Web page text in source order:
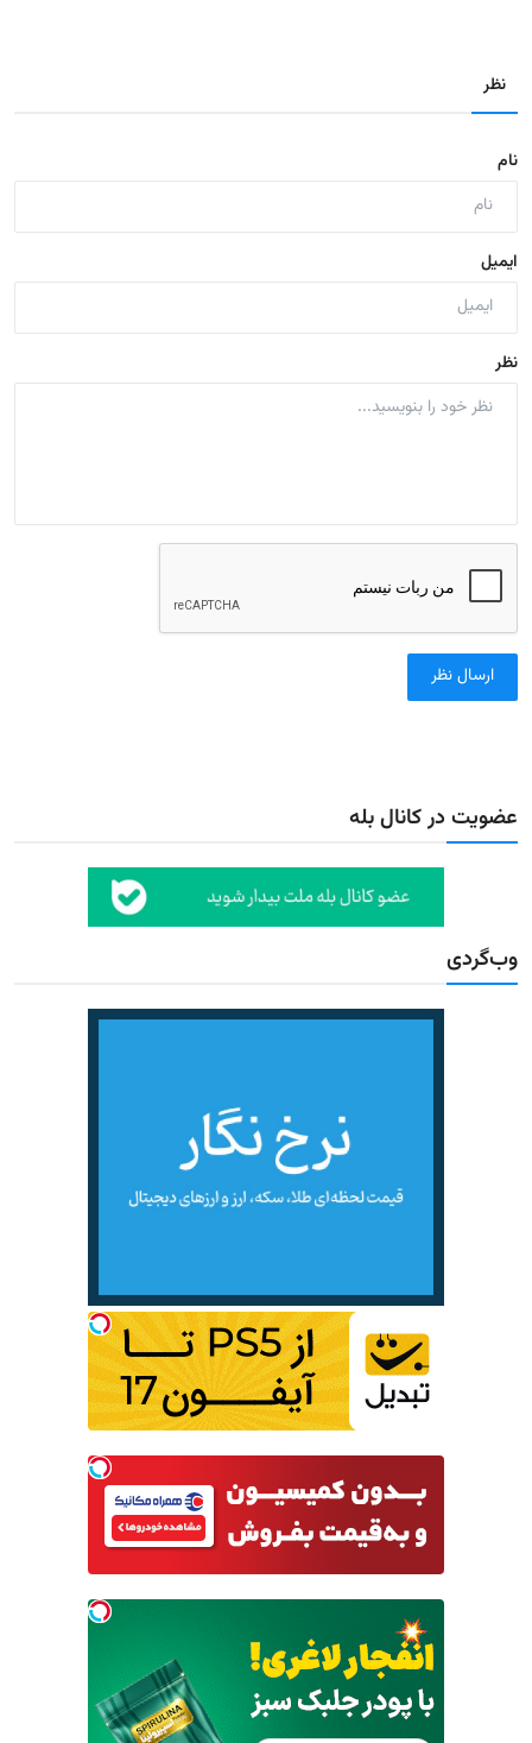
نظر
نام
ایمیل
نظر
ارسال نظر
عضویت در کانال بله
وب‌گردی